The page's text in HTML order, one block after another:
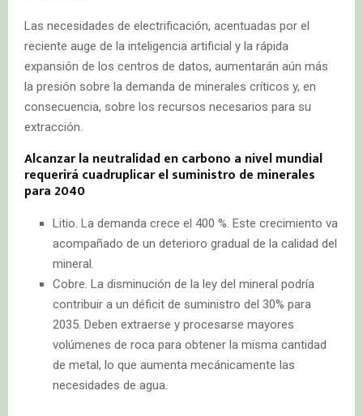
Las necesidades de electrificación, acentuadas por el
reciente auge de la inteligencia artificial y la rápida
expansión de los centros de datos, aumentarán aún más
la presión sobre la demanda de minerales críticos y, en
consecuencia, sobre los recursos necesarios para su
extracción.
Alcanzar la neutralidad en carbono a nivel mundial
requerirá cuadruplicar el suministro de minerales
para 2040
Litio. La demanda crece el 400 %. Este crecimiento va
acompañado de un deterioro gradual de la calidad del
mineral.
Cobre. La disminución de la ley del mineral podría
contribuir a un déficit de suministro del 30% para
2035. Deben extraerse y procesarse mayores
volúmenes de roca para obtener la misma cantidad
de metal, lo que aumenta mecánicamente las
necesidades de agua.